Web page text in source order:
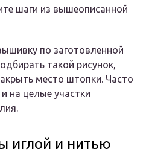
шаги из вышеописанной
по заготовленной
такой рисунок,
место штопки. Часто
на целые участки
иглой и нитью